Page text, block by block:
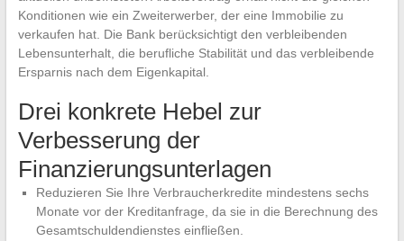
Konditionen wie ein Zweiterwerber, der eine Immobilie zu
verkaufen hat. Die Bank berücksichtigt den verbleibenden
Lebensunterhalt, die berufliche Stabilität und das verbleibende
Ersparnis nach dem Eigenkapital.
Drei konkrete Hebel zur
Verbesserung der
Finanzierungsunterlagen
Reduzieren Sie Ihre Verbraucherkredite mindestens sechs
Monate vor der Kreditanfrage, da sie in die Berechnung des
Gesamtschuldendienstes einfließen.